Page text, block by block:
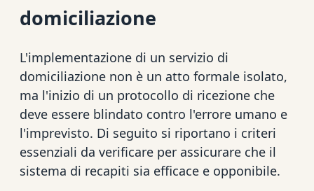
domiciliazione
L'implementazione di un servizio di
domiciliazione non è un atto formale isolato,
ma l'inizio di un protocollo di ricezione che
deve essere blindato contro l'errore umano e
l'imprevisto. Di seguito si riportano i criteri
essenziali da verificare per assicurare che il
sistema di recapiti sia efficace e opponibile.